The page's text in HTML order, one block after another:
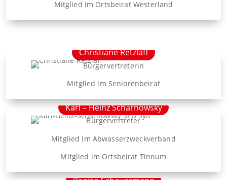
Mitglied im Ortsbeirat Westerland
Christiane Retzlaff
Bürgervertreterin
Mitglied im Seniorenbeirat
Karl – Heinz Scharnowsky
Bürgervertreter
Mitglied im Abwasserzweckverband
Mitglied im Ortsbeirat Tinnum